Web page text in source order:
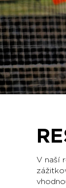
V naší